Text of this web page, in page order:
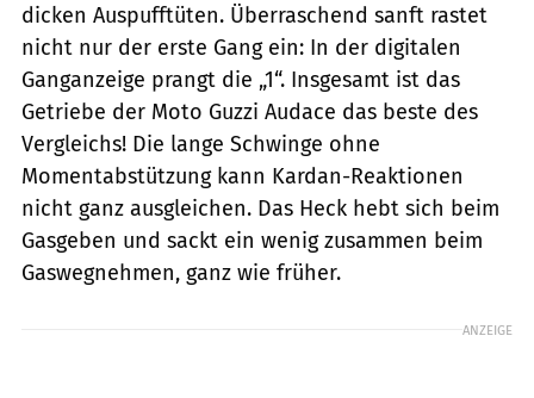
dicken Auspufftüten. Überraschend sanft rastet
nicht nur der erste Gang ein: In der digitalen
Ganganzeige prangt die „1“. Insgesamt ist das
Getriebe der Moto Guzzi Audace das beste des
Vergleichs! Die lange Schwinge ohne
Momentabstützung kann Kardan-Reaktionen
nicht ganz ausgleichen. Das Heck hebt sich beim
Gasgeben und sackt ein wenig zusammen beim
Gaswegnehmen, ganz wie früher.
ANZEIGE